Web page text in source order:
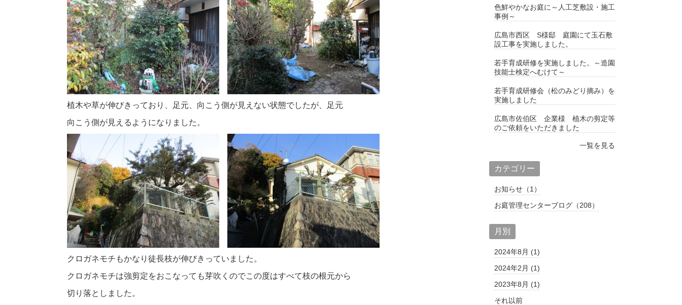
植木や草が伸びきっており、足元、向こう側が見えない状態でしたが、足元
向こう側が見えるようになりました。
クロガネモチもかなり徒長枝が伸びきっていました。
クロガネモチは強剪定をおこなっても芽吹くのでこの度はすべて枝の根元から
切り落としました。
色鮮やかなお庭に～人工芝敷設・施工
事例～
広島市西区 S様邸 庭園にて玉石敷
設工事を実施しました。
若手育成研修を実施しました。～造園
技能士検定へむけて～
若手育成研修会（松のみどり摘み）を
実施しました
広島市佐伯区 企業様 植木の剪定等
のご依頼をいただきました
一覧を見る
カテゴリー
お知らせ（1）
お庭管理センターブログ（208）
月別
2024年8月 (1)
2024年2月 (1)
2023年8月 (1)
それ以前